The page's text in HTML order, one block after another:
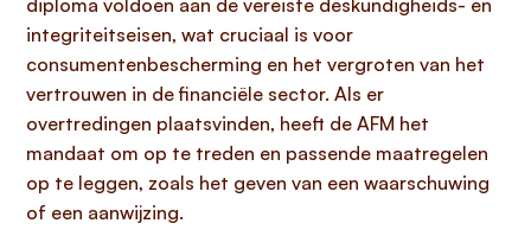
diploma voldoen aan de vereiste deskundigheids- en
integriteitseisen, wat cruciaal is voor
consumentenbescherming en het vergroten van het
vertrouwen in de financiële sector. Als er
overtredingen plaatsvinden, heeft de AFM het
mandaat om op te treden en passende maatregelen
op te leggen, zoals het geven van een waarschuwing
of een aanwijzing.